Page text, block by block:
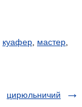
куафер мастер
цирюльничий